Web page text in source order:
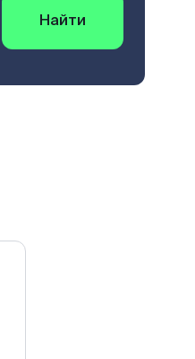
Найти